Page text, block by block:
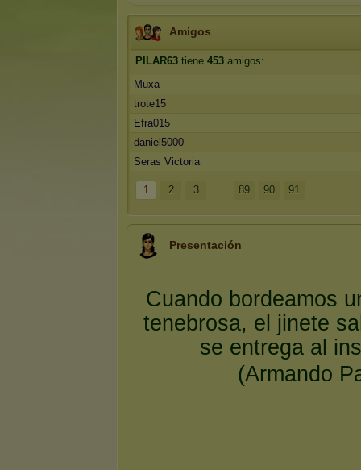
Amigos
PILAR63 tiene 453 amigos:
Muxa
trote15
Efra015
daniel5000
Seras Victoria
1 2 3 ... 89 90 91
Presentación